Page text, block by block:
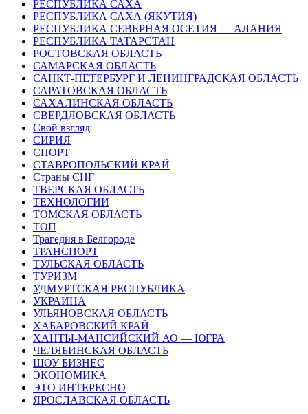
РЕСПУБЛИКА САХА
РЕСПУБЛИКА САХА (ЯКУТИЯ)
РЕСПУБЛИКА СЕВЕРНАЯ ОСЕТИЯ — АЛАНИЯ
РЕСПУБЛИКА ТАТАРСТАН
РОСТОВСКАЯ ОБЛАСТЬ
САМАРСКАЯ ОБЛАСТЬ
САНКТ-ПЕТЕРБУРГ И ЛЕНИНГРАДСКАЯ ОБЛАСТЬ
САРАТОВСКАЯ ОБЛАСТЬ
САХАЛИНСКАЯ ОБЛАСТЬ
СВЕРДЛОВСКАЯ ОБЛАСТЬ
Свой взгляд
СИРИЯ
СПОРТ
СТАВРОПОЛЬСКИЙ КРАЙ
Страны СНГ
ТВЕРСКАЯ ОБЛАСТЬ
ТЕХНОЛОГИИ
ТОМСКАЯ ОБЛАСТЬ
ТОП
Трагедия в Белгороде
ТРАНСПОРТ
ТУЛЬСКАЯ ОБЛАСТЬ
ТУРИЗМ
УДМУРТСКАЯ РЕСПУБЛИКА
УКРАИНА
УЛЬЯНОВСКАЯ ОБЛАСТЬ
ХАБАРОВСКИЙ КРАЙ
ХАНТЫ-МАНСИЙСКИЙ АО — ЮГРА
ЧЕЛЯБИНСКАЯ ОБЛАСТЬ
ШОУ БИЗНЕС
ЭКОНОМИКА
ЭТО ИНТЕРЕСНО
ЯРОСЛАВСКАЯ ОБЛАСТЬ